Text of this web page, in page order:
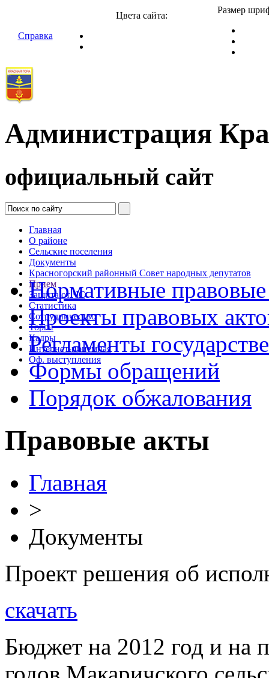
Справка
Цвета сайта:
Размер
Администрация
официальный сайт
Главная
О районе
Сельские поселения
Документы
Красногорский районный Совет народных депутатов
Прием
Защита от ЧС
Статистика
Сотрудничество
Торги
Кадры
Интернет-приемная
Оф. выступления
Нормативные
Проекты правовых
Регламенты
Формы обращений
Порядок обжалования
Правовые акты
Главная
>
Документы
Проект решения об
скачать
Бюджет на 2012 год и на